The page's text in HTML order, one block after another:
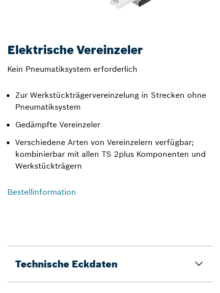
Elektrische Vereinzeler
Kein Pneumatiksystem erforderlich
Zur Werkstückträgervereinzelung in Strecken ohne
Pneumatiksystem
Gedämpfte Vereinzeler
Verschiedene Arten von Vereinzelern verfügbar;
kombinierbar mit allen TS 2plus Komponenten und
Werkstückträgern
Bestellinformation
Technische Eckdaten